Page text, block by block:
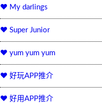
♥ My darlings
♥ Super Junior
♥ yum yum yum
♥ 好玩APP推介
♥ 好用APP推介